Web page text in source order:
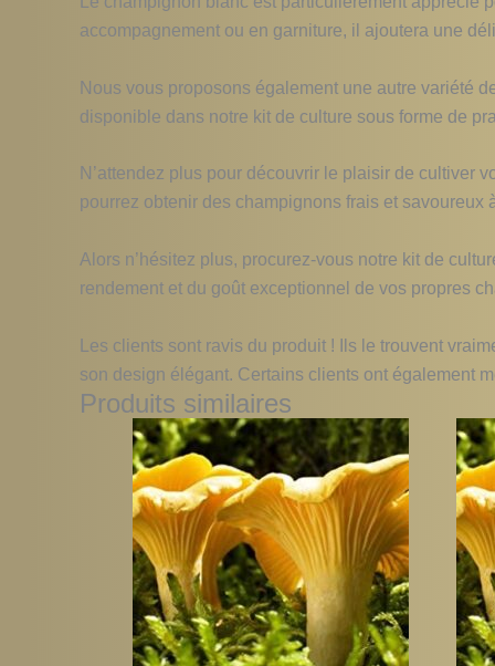
accompagnement ou en garniture, il ajoutera une
Nous vous proposons également une autre variété
disponible dans notre kit de culture sous forme de
N’attendez plus pour découvrir le plaisir de cultiver
pourrez obtenir des champignons frais et savoureux
Alors n’hésitez plus, procurez-vous notre kit de
rendement et du goût exceptionnel de vos propres
Les clients sont ravis du produit ! Ils le trouvent
son design élégant. Certains clients ont également
Produits similaires